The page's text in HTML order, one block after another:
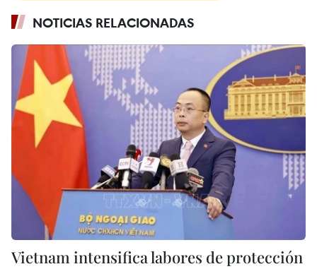
NOTICIAS RELACIONADAS
Vietnam intensifica labores de protección